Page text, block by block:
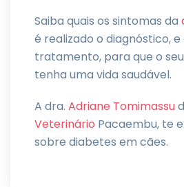
Saiba quais os sintomas da
é realizado o diagnóstico, e
tratamento, para que o
tenha uma vida saudável.
A dra. Adriane Tomimassu
Veterinário Pacaembu, te
sobre diabetes em cães.